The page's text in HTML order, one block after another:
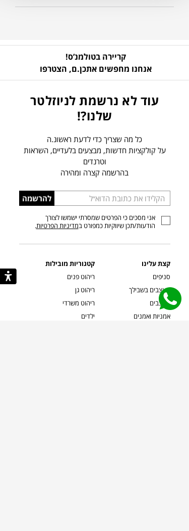
קריירה בטולמנ’ס!
אנחנו מחפשים אתכן.ם, הצטרפו
עוד לא נרשמת לניוזלטר
שלנו?!
כל מה שצריך כדי לדעת ראשונ.ה
על קולקציות חדשות, מבצעים בלעדיים, השראות
וטרנדים
בהרשמה קצרה ומהירה
הכניסו
כתובת
דוא”ל
להרשמה
אני מסכים כי הפרטים שמסרתי ישמשו לצורך
הודעות/תכן שיווקיות כמפורט במדיניות הפרטיות.
קצת עלינו
סניפים
מעצבים בשבילך
מעצבים
אמניות ואמנים
קטגוריות מובילות
ריהוט פנים
ריהוט גן
ריהוט משרדי
ילדים